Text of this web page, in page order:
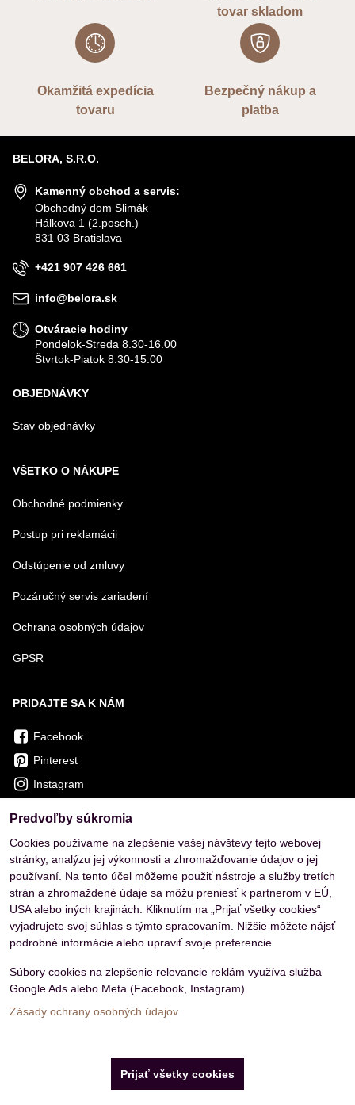
tovar skladom
Okamžitá expedícia
tovaru
Bezpečný nákup a
platba
BELORA, S.R.O.
Kamenný obchod a servis:
Obchodný dom Slimák
Hálkova 1 (2.posch.)
831 03 Bratislava
+421 907 426 661
info@belora.sk
Otváracie hodiny
Pondelok-Streda 8.30-16.00
Štvrtok-Piatok 8.30-15.00
OBJEDNÁVKY
Stav objednávky
VŠETKO O NÁKUPE
Obchodné podmienky
Postup pri reklamácii
Odstúpenie od zmluvy
Pozáručný servis zariadení
Ochrana osobných údajov
GPSR
PRIDAJTE SA K NÁM
Facebook
Pinterest
Instagram
Zásady ochrany osobných údajov
Predvoľby súkromia
Cookies používame na zlepšenie vašej návštevy tejto webovej
stránky, analýzu jej výkonnosti a zhromažďovanie údajov o jej
používaní. Na tento účel môžeme použiť nástroje a služby tretích
strán a zhromaždené údaje sa môžu preniesť k partnerom v EÚ,
USA alebo iných krajinách. Kliknutím na „Prijať všetky cookies“
vyjadrujete svoj súhlas s týmto spracovaním. Nižšie môžete nájsť
podrobné informácie alebo upraviť svoje preferencie
Súbory cookies na zlepšenie relevancie reklám využíva služba
Google Ads alebo Meta (Facebook, Instagram).
Zásady ochrany osobných údajov
Prijať všetky cookies